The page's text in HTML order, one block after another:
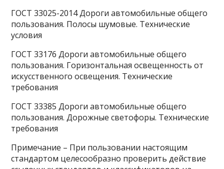
ГОСТ 33025-2014 Дороги автомобильные общего
пользования. Полосы шумовые. Технические
условия
ГОСТ 33176 Дороги автомобильные общего
пользования. Горизонтальная освещенность от
искусственного освещения. Технические
требования
ГОСТ 33385 Дороги автомобильные общего
пользования. Дорожные светофоры. Технические
требования
Примечание – При пользовании настоящим
стандартом целесообразно проверить действие